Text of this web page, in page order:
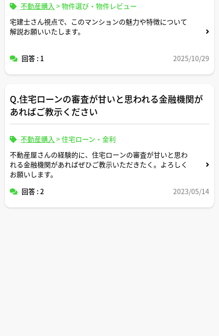
不動産購入 >物件選び・物件レビュー
宅建士さん視点で、このマンションの魅力や特徴について
解説お願いいたします。
回答 : 1 2025/10/29
Q.住宅ローンの審査が甘いと思われる金融機関が
あればご教示ください
不動産購入 >住宅ローン・金利
不動産屋さんの経験的に、住宅ローンの審査が甘いと思わ
れる金融機関があればぜひご教示いただきたく。よろしく
お願いします。
回答 : 2
2023/05/14